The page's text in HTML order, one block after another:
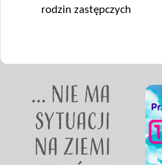
rodzin zastępczych